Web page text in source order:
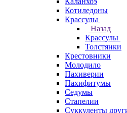
Котиледоны
Крассулы
Назад
Крассулы
Толстянки
Крестовники
Молодило
Пахиверии
Пахифитумы
Седумы
Стапелии
Суккуленты